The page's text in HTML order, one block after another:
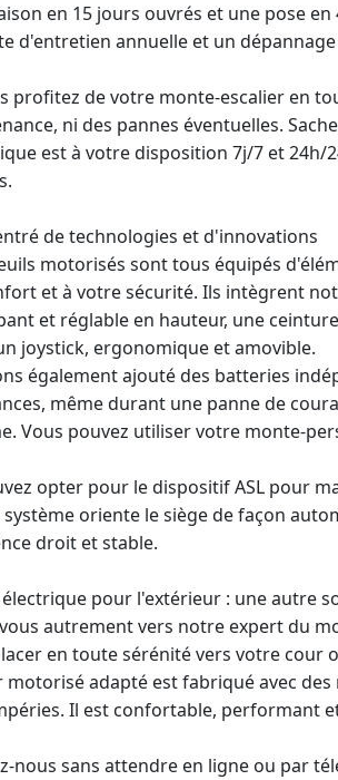
en 15 jours ouvrés et une pose en
d'entretien annuelle et un
profitez de votre monte-escalier en
ni des pannes éventuelles.
est à votre disposition 7j/7 et 24h/
de technologies et d'innovations
motorisés sont tous équipés
et à votre sécurité. Ils intègrent
et réglable en hauteur, une
joystick, ergonomique et amovible.
également ajouté des batteries
même durant une panne de
Vous pouvez utiliser votre monte-
opter pour le dispositif ASL pour
système oriente le siège de façon
droit et stable.
électrique pour l'extérieur : une autre
autrement vers notre expert du
en toute sérénité vers votre cour
motorisé adapté est fabriqué avec
Il est confortable, performant
nous sans attendre en ligne ou par